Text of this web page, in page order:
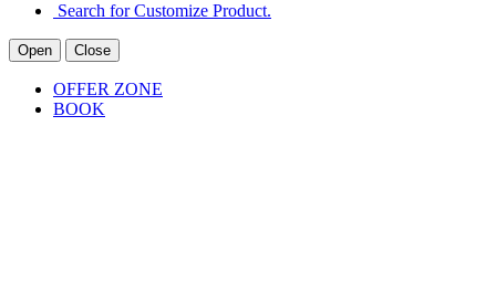
Search for Customize Product.
Open Close
OFFER ZONE
BOOK